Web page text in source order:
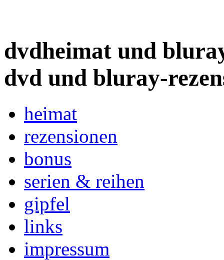
dvdheimat und
dvd und bluray-
heimat
rezensionen
bonus
serien & reihen
gipfel
links
impressum